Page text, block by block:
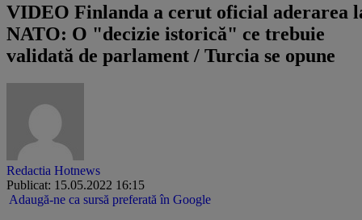
VIDEO Finlanda a cerut oficial aderarea
NATO: O "decizie istorică" ce trebuie
validată de parlament / Turcia se opune
Redactia Hotnews
Publicat: 15.05.2022 16:15
Adaugă-ne ca sursă preferată în Google